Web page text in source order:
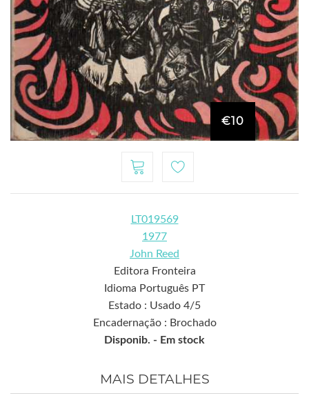
€10
LT019569
1977
John Reed
Editora Fronteira
Idioma Português PT
Estado : Usado 4/5
Encadernação : Brochado
Disponib. - Em stock
MAIS DETALHES